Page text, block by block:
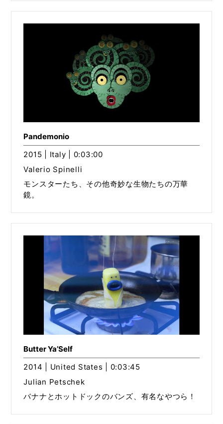
Pandemonio
2015 | Italy | 0:03:00
Valerio Spinelli
モンスターたち、その他奇妙な生物たちの万華
鏡。
Butter Ya’Self
2014 | United States | 0:03:45
Julian Petschek
バナナとホットドックのバンズ、有名なやつら！